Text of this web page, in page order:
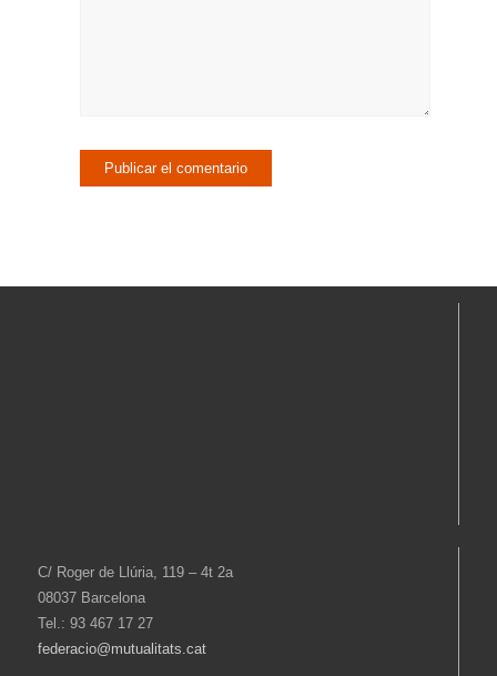
C/ Roger de Llúria, 119 – 4t 2a
08037 Barcelona
Tel.: 93 467 17 27
federacio@mutualitats.cat